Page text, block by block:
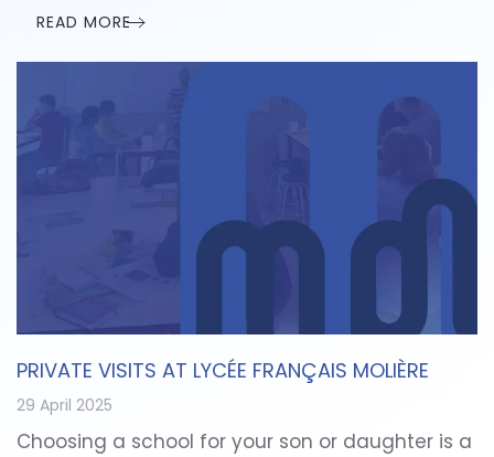
READ MORE
PRIVATE VISITS AT LYCÉE FRANÇAIS MOLIÈRE
29 April 2025
Choosing a school for your son or daughter is a